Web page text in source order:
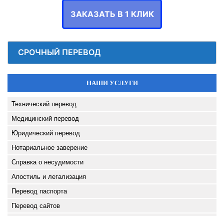
ЗАКАЗАТЬ В 1 КЛИК
СРОЧНЫЙ ПЕРЕВОД
НАШИ УСЛУГИ
Технический перевод
Медицинский перевод
Юридический перевод
Нотариальное заверение
Справка о несудимости
Апостиль и легализация
Перевод паспорта
Перевод сайтов